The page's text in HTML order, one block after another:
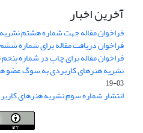
آخرین اخبار
فراخوان مقاله جهت شماره هشتم نشریه
فراخوان دریافت مقاله برای شماره
فراخوان مقاله برای چاپ در شماره پنجم
نشریه هنرهای کاربردی به سوگ عضو
03-19
انتشار شماره سوم نشریه هنرهای